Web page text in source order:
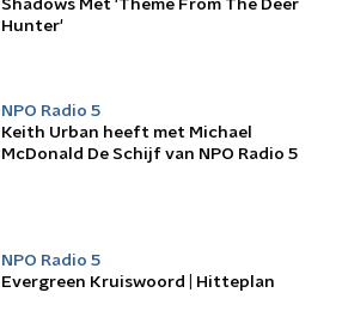
Shadows Met 'Theme From The Deer
Hunter'
NPO Radio 5
Keith Urban heeft met Michael
McDonald De Schijf van NPO Radio 5
NPO Radio 5
Evergreen Kruiswoord | Hitteplan